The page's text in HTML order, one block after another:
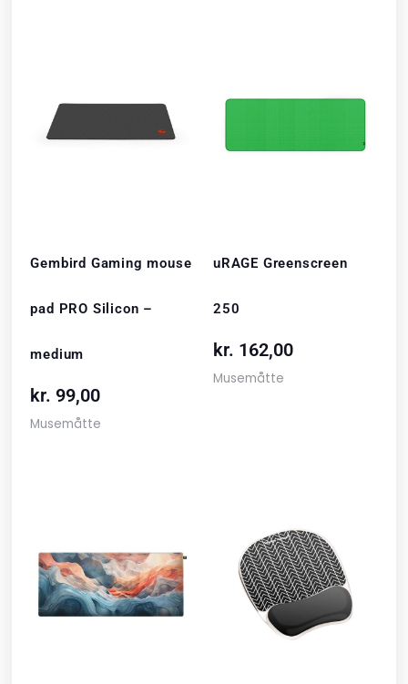
Gembird Gaming mouse
pad PRO Silicon –
medium
kr. 99,00
Musemåtte
uRAGE Greenscreen
250
kr. 162,00
Musemåtte